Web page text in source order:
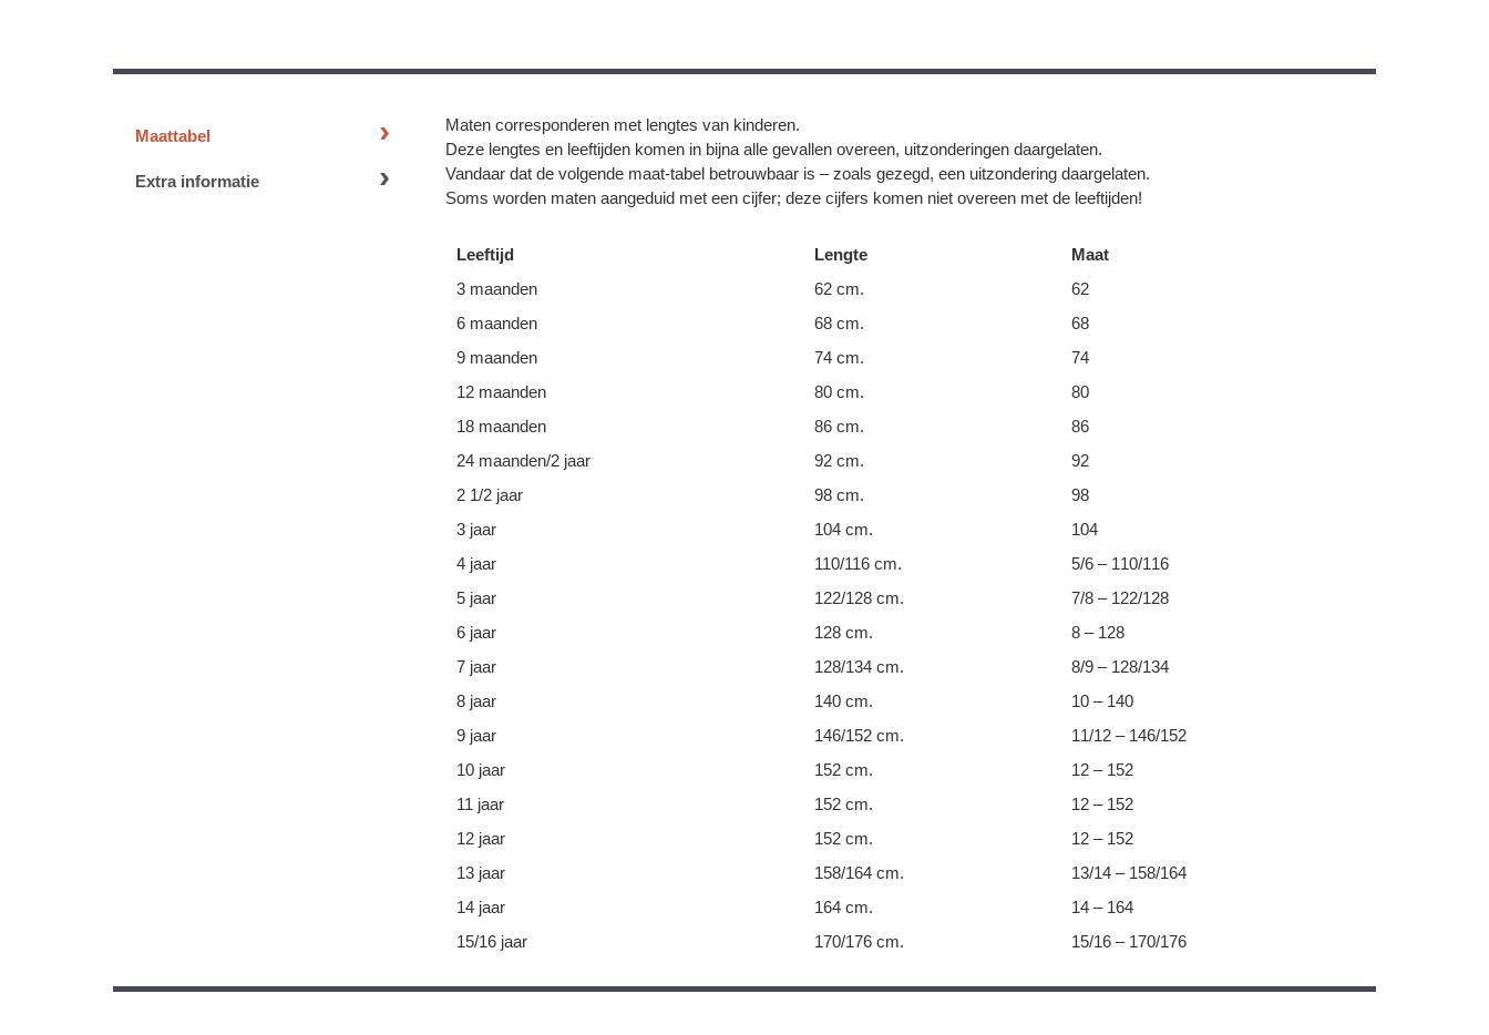
Maattabel
Extra informatie
Maten corresponderen met lengtes van kinderen.
Deze lengtes en leeftijden komen in bijna alle gevallen overeen, uitzonderingen daargelaten.
Vandaar dat de volgende maat-tabel betrouwbaar is – zoals gezegd, een uitzondering daargelaten.
Soms worden maten aangeduid met een cijfer; deze cijfers komen niet overeen met de leeftijden!
Leeftijd Lengte
Maat
3 maanden
62 cm.
62
6 maanden
68 cm.
68
9 maanden
74 cm.
74
12 maanden
80 cm.
80
18 maanden
86 cm.
86
24 maanden/2 jaar
92 cm.
92
2 1/2 jaar
98 cm.
98
3 jaar
104 cm.
104
4 jaar
110/116 cm.
5/6 – 110/116
5 jaar
122/128 cm.
7/8 – 122/128
6 jaar
128 cm.
8 – 128
7 jaar
128/134 cm.
8/9 – 128/134
8 jaar
140 cm.
10 – 140
9 jaar
146/152 cm.
11/12 – 146/152
10 jaar
152 cm.
12 – 152
11 jaar
152 cm.
12 – 152
12 jaar
152 cm.
12 – 152
13 jaar
158/164 cm.
13/14 – 158/164
14 jaar
164 cm.
14 – 164
15/16 jaar
170/176 cm. 15/16 – 170/176